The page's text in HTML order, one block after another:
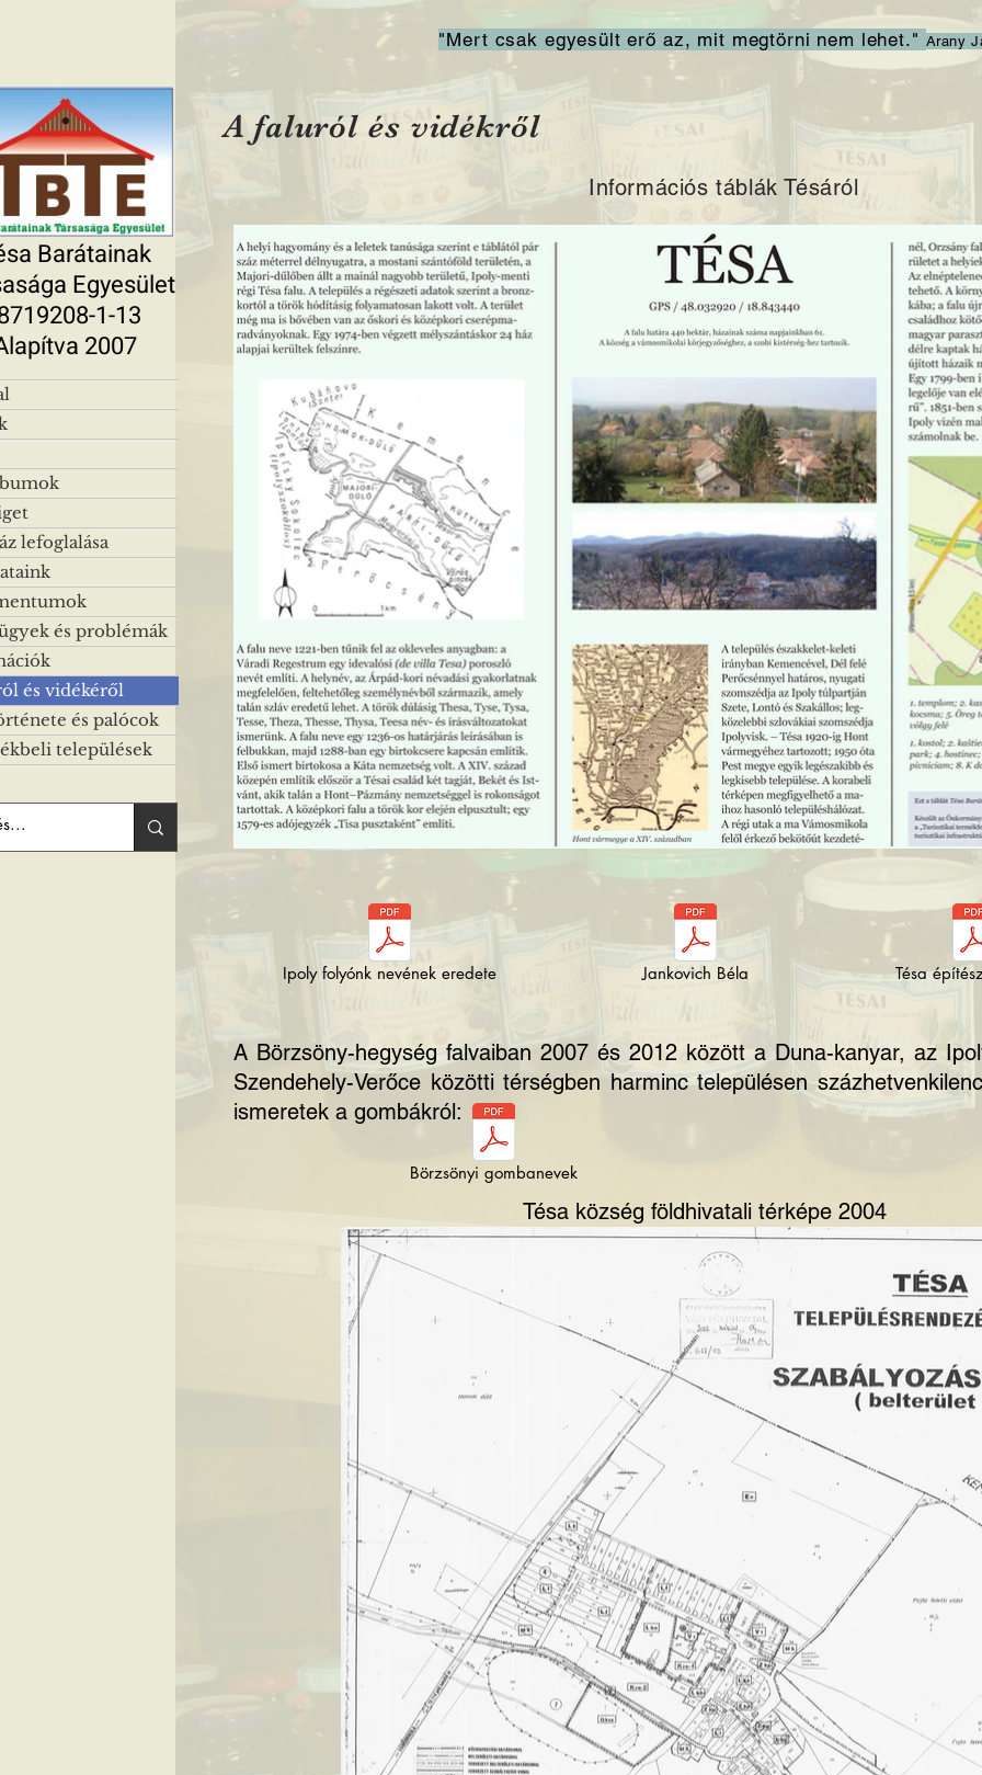
"Mert csak egyesült erő az, mit megtörni nem lehet." Arany
A faluról és vidékről
Információs táblák Tésáról
Ipoly folyónk nevének eredete Jankovich Béla Tésa
A Börzsöny-hegység falvaiban 2007 és 2012 között a Duna-kanyar, az
Szendehely-Verőce közötti térségben harminc településen
ismeretek a gombákról:
Tésa község földhivatali térképe 2004
Börzsönyi gombanevek
lefoglalása
és problémák
és vidékéről
és palócok
települések
Barátainak
Egyesület
1-13
2007